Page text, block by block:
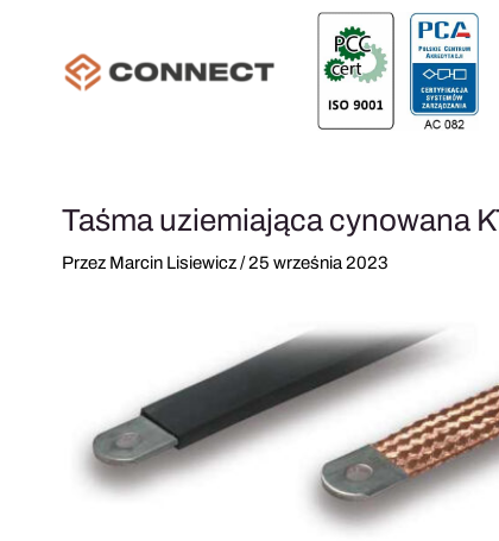
Taśma uziemiająca cynowana
Przez Marcin Lisiewicz/25 września 2023